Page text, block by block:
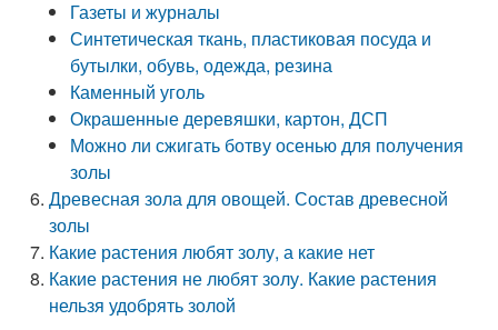
Газеты и журналы
Синтетическая ткань, пластиковая посуда и
бутылки, обувь, одежда, резина
Каменный уголь
Окрашенные деревяшки, картон, ДСП
Можно ли сжигать ботву осенью для получения
золы
Древесная зола для овощей. Состав древесной
золы
Какие растения любят золу, а какие нет
Какие растения не любят золу. Какие растения
нельзя удобрять золой